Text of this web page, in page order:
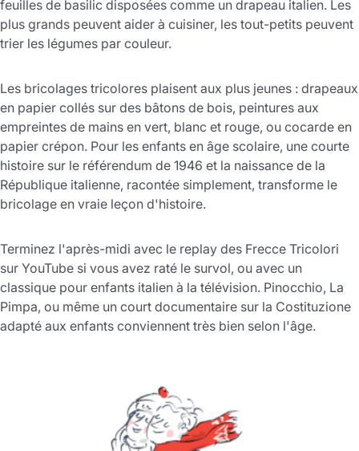
feuilles de basilic disposées comme un drapeau italien. Les
plus grands peuvent aider à cuisiner, les tout-petits peuvent
trier les légumes par couleur.
Les bricolages tricolores plaisent aux plus jeunes : drapeaux
en papier collés sur des bâtons de bois, peintures aux
empreintes de mains en vert, blanc et rouge, ou cocarde en
papier crépon. Pour les enfants en âge scolaire, une courte
histoire sur le référendum de 1946 et la naissance de la
République italienne, racontée simplement, transforme le
bricolage en vraie leçon d'histoire.
Terminez l'après-midi avec le replay des Frecce Tricolori
sur YouTube si vous avez raté le survol, ou avec un
classique pour enfants italien à la télévision. Pinocchio, La
Pimpa, ou même un court documentaire sur la Costituzione
adapté aux enfants conviennent très bien selon l'âge.